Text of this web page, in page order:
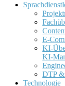
E-
KI-
KI-
DTP
Technologie